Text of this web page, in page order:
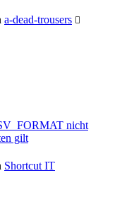
a-dead-trousers
nicht
gilt
Shortcut IT